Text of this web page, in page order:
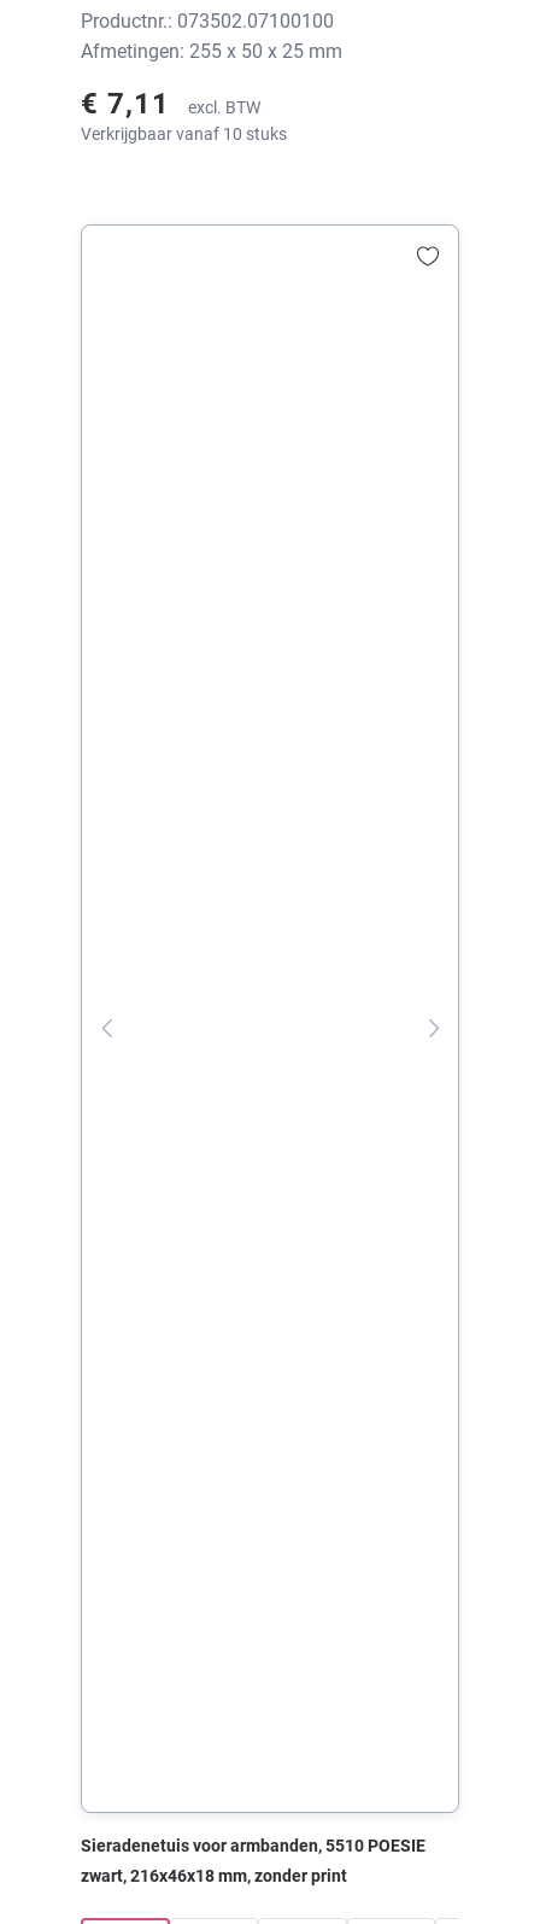
Productnr.: 073502.07100100
Afmetingen: 255 x 50 x 25 mm
€ 7,11
excl. BTW
Verkrijgbaar vanaf 10 stuks
Sieradenetuis voor armbanden, 5510 POESIE
zwart, 216x46x18 mm, zonder print